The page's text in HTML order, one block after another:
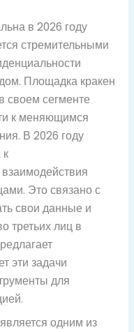
в 2026 году
стремительными
Площадка кракен
своем сегменте
к меняющимся
В 2026 году
Это связано с
свои данные и
третьих лиц в
эти задачи
для
одним из